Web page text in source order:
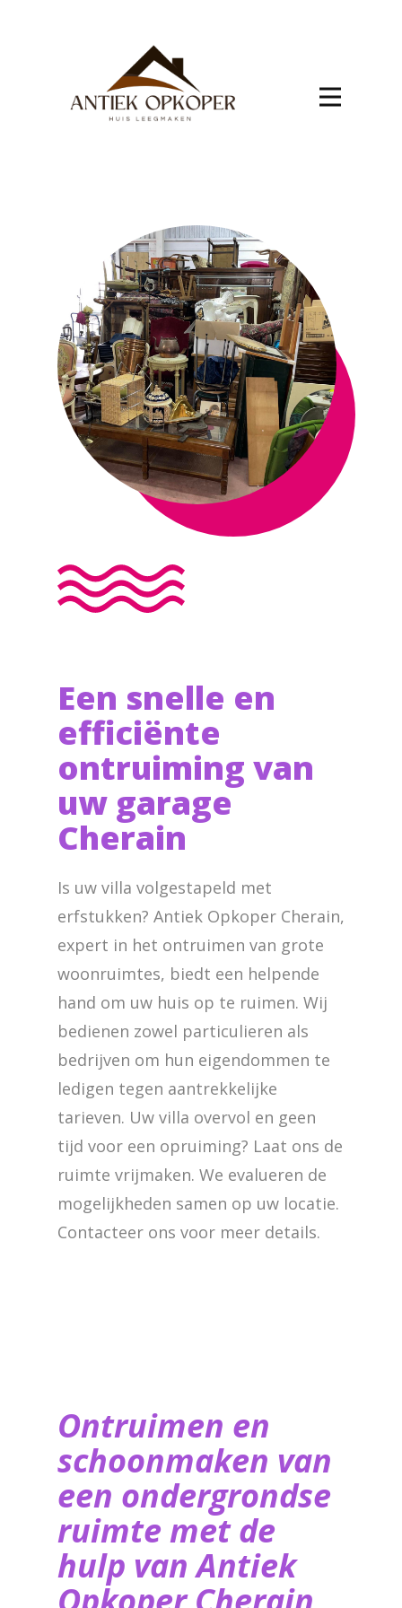
Een snelle en
efficiënte
ontruiming van
uw garage
Cherain
Is uw villa volgestapeld met
erfstukken? Antiek Opkoper Cherain,
expert in het ontruimen van grote
woonruimtes, biedt een helpende
hand om uw huis op te ruimen. Wij
bedienen zowel particulieren als
bedrijven om hun eigendommen te
ledigen tegen aantrekkelijke
tarieven. Uw villa overvol en geen
tijd voor een opruiming? Laat ons de
ruimte vrijmaken. We evalueren de
mogelijkheden samen op uw locatie.
Contacteer ons voor meer details.
Ontruimen en
schoonmaken van
een ondergrondse
ruimte met de
hulp van ​Antiek